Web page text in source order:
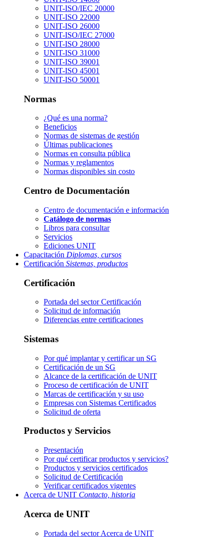
UNIT-ISO/IEC 20000
UNIT-ISO 22000
UNIT-ISO 26000
UNIT-ISO/IEC 27000
UNIT-ISO 28000
UNIT-ISO 31000
UNIT-ISO 39001
UNIT-ISO 45001
UNIT-ISO 50001
Normas
¿Qué es una norma?
Beneficios
Normas de sistemas de gestión
Últimas publicaciones
Normas en consulta pública
Normas y reglamentos
Normas disponibles sin costo
Centro de Documentación
Centro de documentación e información
Catálogo de normas
Libros para consultar
Servicios
Ediciones UNIT
Capacitación Diplomas, cursos
Certificación Sistemas, productos
Certificación
Portada del sectorCertificación
Solicitud de información
Diferencias entre certificaciones
Sistemas
Por qué implantar y certificar un SG
Certificación de un SG
Alcance de la certificación de UNIT
Proceso de certificación de UNIT
Marcas de certificación y su uso
Empresas con Sistemas Certificados
Solicitud de oferta
Productos y Servicios
Presentación
Por qué certificar productos y servicios?
Productos y servicios certificados
Solicitud de Certificación
Verificar certificados vigentes
Acerca de UNIT Contacto, historia
Acerca de UNIT
Portada del sectorAcerca de UNIT